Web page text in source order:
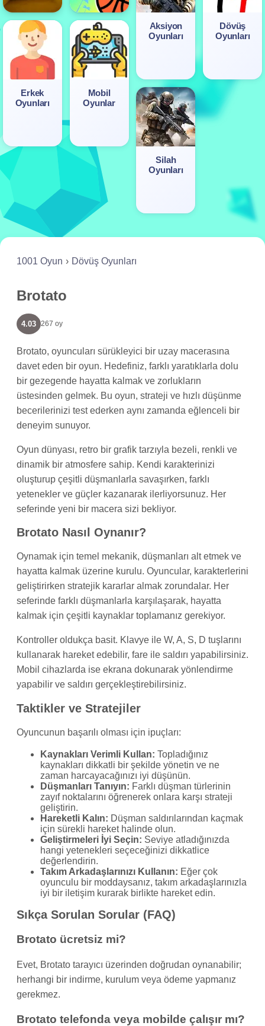
Aksiyon
Oyunları
Dövüş
Oyunları
Erkek
Oyunları
Mobil
Oyunlar
Silah
Oyunları
1001 Oyun Dövüş Oyunları
Brotato
4.03 267 oy
Brotato, oyuncuları sürükleyici bir uzay macerasına
davet eden bir oyun. Hedefiniz, farklı yaratıklarla dolu
bir gezegende hayatta kalmak ve zorlukların
üstesinden gelmek. Bu oyun, strateji ve hızlı düşünme
becerilerinizi test ederken aynı zamanda eğlenceli bir
deneyim sunuyor.
Oyun dünyası, retro bir grafik tarzıyla bezeli, renkli ve
dinamik bir atmosfere sahip. Kendi karakterinizi
oluşturup çeşitli düşmanlarla savaşırken, farklı
yetenekler ve güçler kazanarak ilerliyorsunuz. Her
seferinde yeni bir macera sizi bekliyor.
Brotato Nasıl Oynanır?
Oynamak için temel mekanik, düşmanları alt etmek ve
hayatta kalmak üzerine kurulu. Oyuncular, karakterlerini
geliştirirken stratejik kararlar almak zorundalar. Her
seferinde farklı düşmanlarla karşılaşarak, hayatta
kalmak için çeşitli kaynaklar toplamanız gerekiyor.
Kontroller oldukça basit. Klavye ile W, A, S, D tuşlarını
kullanarak hareket edebilir, fare ile saldırı yapabilirsiniz.
Mobil cihazlarda ise ekrana dokunarak yönlendirme
yapabilir ve saldırı gerçekleştirebilirsiniz.
Taktikler ve Stratejiler
Oyuncunun başarılı olması için ipuçları:
Kaynakları Verimli Kullan: Topladığınız
kaynakları dikkatli bir şekilde yönetin ve ne
zaman harcayacağınızı iyi düşünün.
Düşmanları Tanıyın: Farklı düşman türlerinin
zayıf noktalarını öğrenerek onlara karşı strateji
geliştirin.
Hareketli Kalın: Düşman saldırılarından kaçmak
için sürekli hareket halinde olun.
Geliştirmeleri İyi Seçin: Seviye atladığınızda
hangi yetenekleri seçeceğinizi dikkatlice
değerlendirin.
Takım Arkadaşlarınızı Kullanın: Eğer çok
oyunculu bir moddaysanız, takım arkadaşlarınızla
iyi bir iletişim kurarak birlikte hareket edin.
Sıkça Sorulan Sorular (FAQ)
Brotato ücretsiz mi?
Evet, Brotato tarayıcı üzerinden doğrudan oynanabilir;
herhangi bir indirme, kurulum veya ödeme yapmanız
gerekmez.
Brotato telefonda veya mobilde çalışır mı?